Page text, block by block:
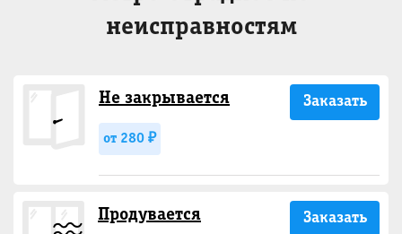
неисправностям
Не закрывается
от 280 ₽
Заказать
Продувается Заказать